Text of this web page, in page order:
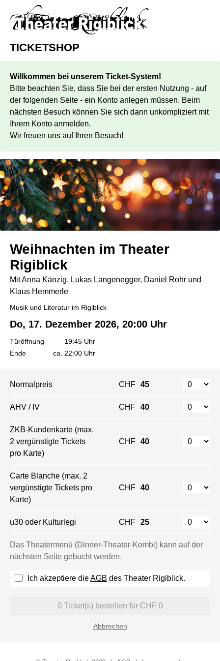
TICKETSHOP
Willkommen bei unserem Ticket-System!
Bitte beachten Sie, dass Sie bei der ersten Nutzung - auf
der folgenden Seite - ein Konto anlegen müssen. Beim
nächsten Besuch können Sie sich dann unkompliziert mit
Ihrem Konto anmelden.
Wir freuen uns auf Ihren Besuch!
Weihnachten im Theater
Rigiblick
Mit Anna Känzig, Lukas Langenegger, Daniel Rohr und
Klaus Hemmerle
Musik und Literatur im Rigiblick
Do, 17. Dezember 2026, 20:00 Uhr
Türöffnung
19:45 Uhr
Ende
ca. 22:00 Uhr
Normalpreis CHF 45
AHV / IV CHF 40
ZKB-Kundenkarte (max.
2 vergünstigte Tickets
pro Karte)
CHF 40
Carte Blanche (max. 2
vergünstigte Tickets pro
Karte)
CHF 40
u30 oder Kulturlegi CHF 25
Das Theatermenü (Dinner-Theater-Kombi) kann auf der
nächsten Seite gebucht werden.
Ich akzeptiere dieAGB des Theater Rigiblick.
Abbrechen
0 Ticket(s) bestellen für CHF 0